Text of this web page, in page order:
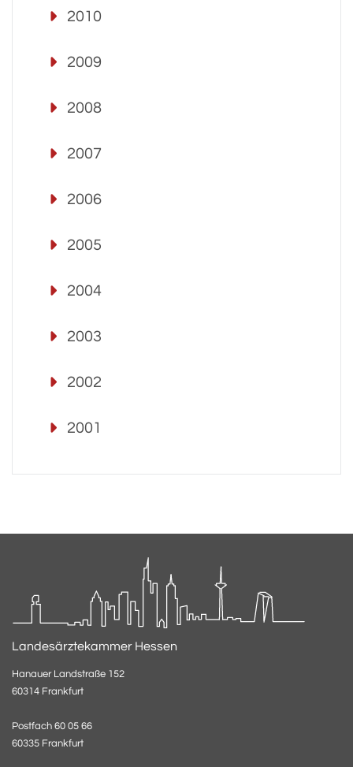
2010
2009
2008
2007
2006
2005
2004
2003
2002
2001
Landesärztekammer Hessen
Hanauer Landstraße 152
60314 Frankfurt
Postfach 60 05 66
60335 Frankfurt